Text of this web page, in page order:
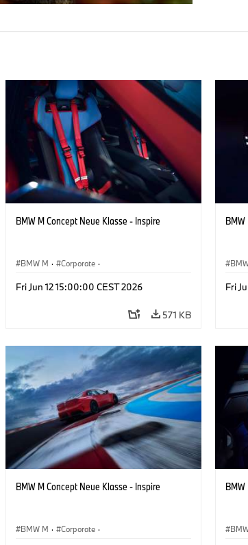
BMW M Concept Neue Klasse - Inspire
BMW M · Corporate ·
Fri Jun 12 15:00:00 CEST 2026
571 KB
Fri
BMW M Concept Neue Klasse - Inspire
BMW M · Corporate ·